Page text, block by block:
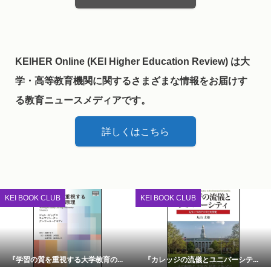
KEIHER Online (KEI Higher Education Review) は大
学・高等教育機関に関するさまざまな情報をお届けす
る教育ニュースメディアです。
詳しくはこちら
KEI BOOK CLUB
『学習の質を重視する大学教育の...
KEI BOOK CLUB
『カレッジの流儀とユニバーシテ...